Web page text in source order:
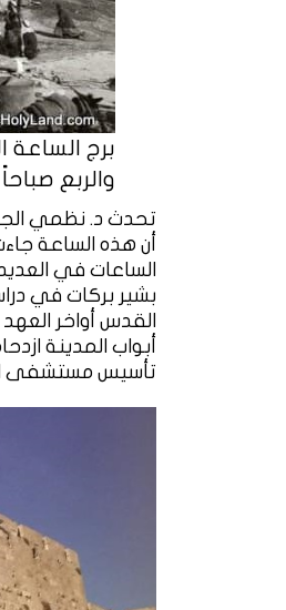
برج الساعة
والربع صباحاً
تحدث د. نظمي
أن هذه الساعة
الساعات في
بشير بركات في
القدس أواخر
أبواب المدينة
تأسيس مستشفى